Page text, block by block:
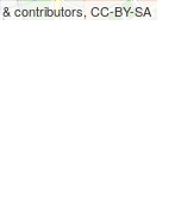
& contributors, CC-BY-SA